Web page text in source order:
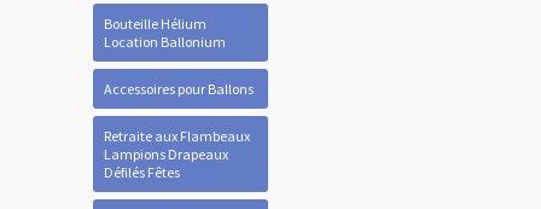
Bouteille Hélium
Location Ballonium
Accessoires pour Ballons
Retraite aux Flambeaux
Lampions Drapeaux
Défilés Fêtes